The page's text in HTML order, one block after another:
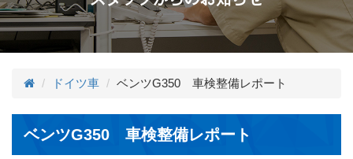
ドイツ車 ベンツG350 車検整備レポート
ベンツG350 車検整備レポート